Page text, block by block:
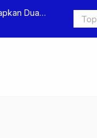
Dua
Polres